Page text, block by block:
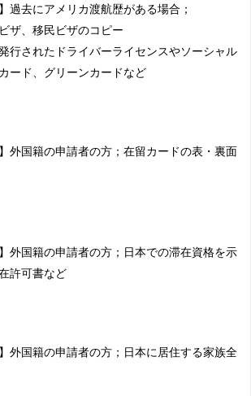
過去にアメリカ渡航歴がある場合；
ザ、移民ビザのコピー
行されたドライバーライセンスやソーシャル
ード、グリーンカードなど
外国籍の申請者の方；在留カードの表・裏面
外国籍の申請者の方；日本での滞在資格を示
許可書など
外国籍の申請者の方；日本に居住する家族全